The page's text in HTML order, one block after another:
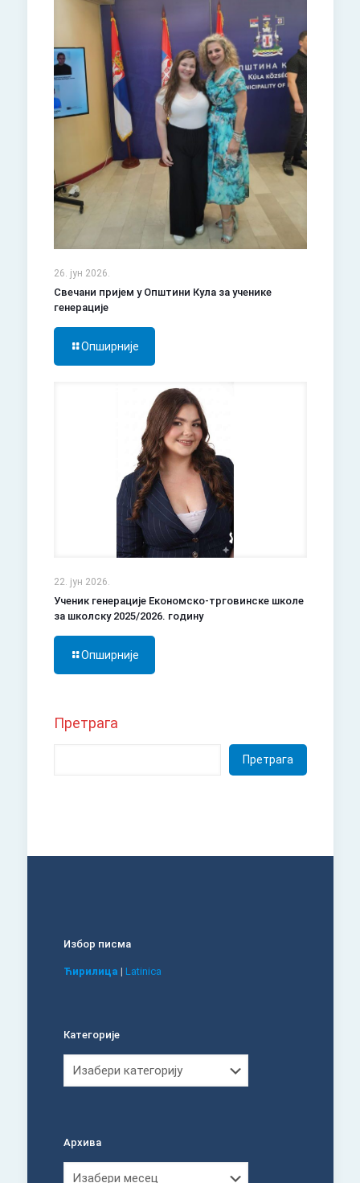
26. јун 2026.
Свечани пријем у Општини Кула за ученике
генерације
Опширније
22. јун 2026.
Ученик генерације Економско-трговинске школе
за школску 2025/2026. годину
Опширније
Претрага
Претрага
Избор писма
Ћирилица | Latinica
Категорије
Архива